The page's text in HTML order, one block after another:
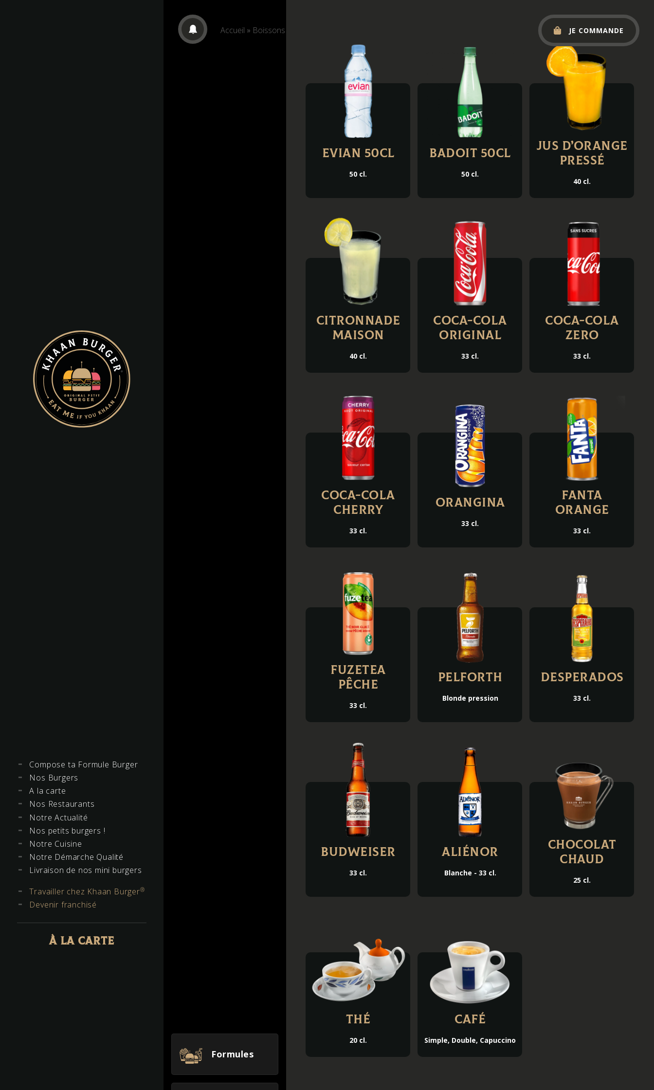
Compose ta Formule Burger
Nos Burgers
A la carte
Nos Restaurants
Notre Actualité
Nos petits burgers !
Notre Cuisine
Notre Démarche Qualité
Livraison de nos mini burgers
Travailler chez Khaan Burger®
Devenir franchisé
À LA CARTE
Accueil » Boissons JE COMMANDE
Formules
Evian 50cl
50 cl.
Badoit 50cl
50 cl.
Jus d’orange
pressé
40 cl.
Citronnade
Maison
40 cl.
Coca-Cola
Original
33 cl.
Coca-Cola
Zero
33 cl.
Coca-Cola
Cherry
33 cl.
Orangina
33 cl.
Fanta
orange
33 cl.
FuzeTea
Pêche
33 cl.
Pelforth
Blonde pression
DESPERADOS
33 cl.
Budweiser
33 cl.
Aliénor
Blanche - 33 cl.
Chocolat
Chaud
25 cl.
Thé
20 cl.
Café
Simple, Double, Capuccino